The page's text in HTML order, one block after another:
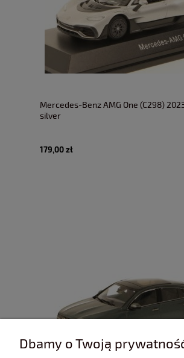
Mercedes-Benz AMG One (C298)
silver
179,00 zł
Dbamy o Twoją